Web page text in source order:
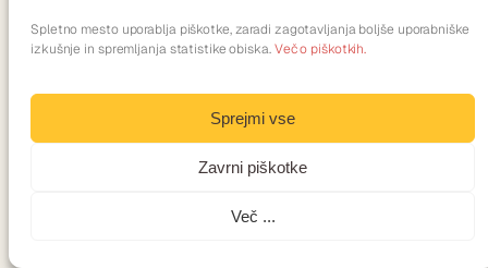
Spletno mesto uporablja piškotke, zaradi zagotavljanja boljše uporabniške
izkušnje in spremljanja statistike obiska.Več o piškotkih.
Sprejmi vse
Zavrni piškotke
Več ...
lokalnih proizvajalcih.
Menuji
Sabato Italiano